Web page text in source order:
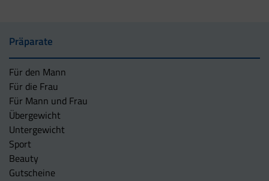
Präparate
Für den Mann
Für die Frau
Für Mann und Frau
Übergewicht
Untergewicht
Sport
Beauty
Gutscheine